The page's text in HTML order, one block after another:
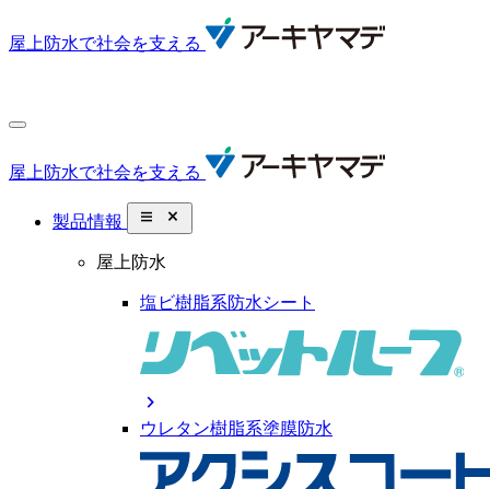
屋上防水で社会を支える
屋上防水で社会を支える
製品情報 close_small
屋上防水
塩ビ樹脂系防水シート
chevron_right
ウレタン樹脂系塗膜防水